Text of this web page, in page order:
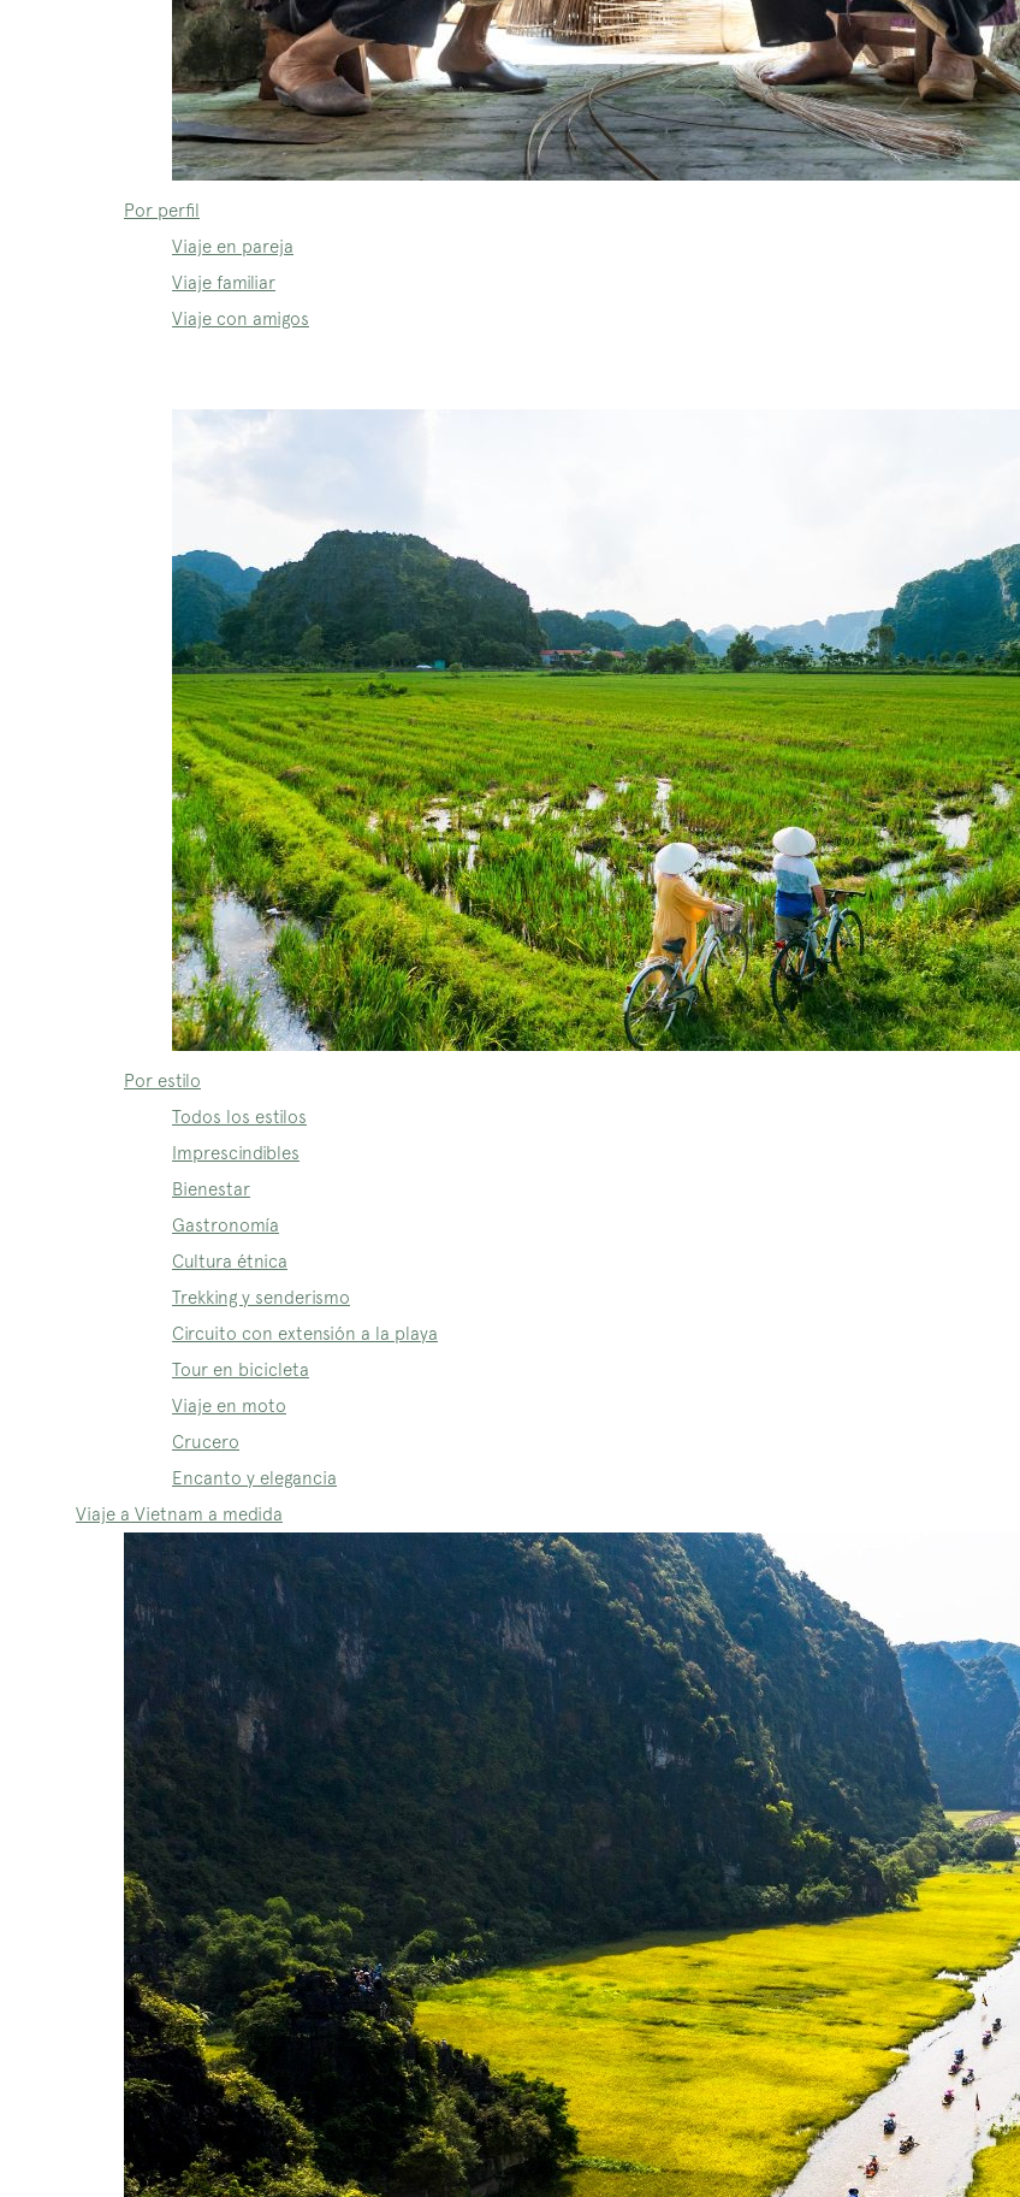
Por perfil
Viaje en pareja
Viaje familiar
Viaje con amigos
Por estilo
Todos los estilos
Imprescindibles
Bienestar
Gastronomía
Cultura étnica
Trekking y senderismo
Circuito con extensión a la playa
Tour en bicicleta
Viaje en moto
Crucero
Encanto y elegancia
Viaje a Vietnam a medida